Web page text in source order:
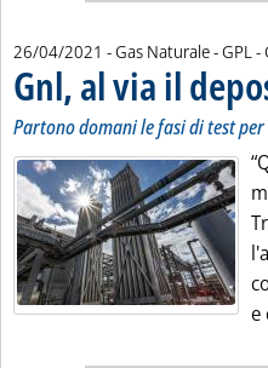
26/04/2021 - Gas Naturale - GPL -
Gnl, al via il
Partono domani le fasi di test
e